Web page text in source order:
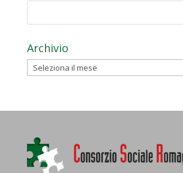
Archivio
Archivio